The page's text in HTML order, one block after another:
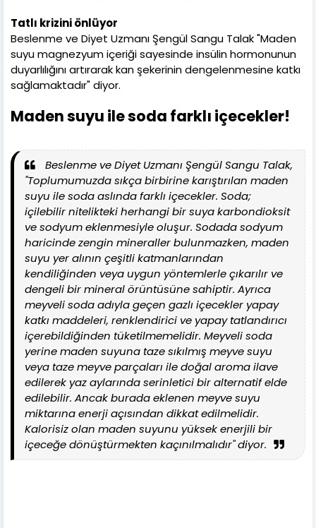
Tatlı krizini önlüyor
Beslenme ve Diyet Uzmanı Şengül Sangu Talak "Maden
suyu magnezyum içeriği sayesinde insülin hormonunun
duyarlılığını artırarak kan şekerinin dengelenmesine katkı
sağlamaktadır" diyor.
Maden suyu ile soda farklı içecekler!
Beslenme ve Diyet Uzmanı Şengül Sangu Talak,
"Toplumumuzda sıkça birbirine karıştırılan maden
suyu ile soda aslında farklı içecekler. Soda;
içilebilir nitelikteki herhangi bir suya karbondioksit
ve sodyum eklenmesiyle oluşur. Sodada sodyum
haricinde zengin mineraller bulunmazken, maden
suyu yer alının çeşitli katmanlarından
kendiliğinden veya uygun yöntemlerle çıkarılır ve
dengeli bir mineral örüntüsüne sahiptir. Ayrıca
meyveli soda adıyla geçen gazlı içecekler yapay
katkı maddeleri, renklendirici ve yapay tatlandırıcı
içerebildiğinden tüketilmemelidir. Meyveli soda
yerine maden suyuna taze sıkılmış meyve suyu
veya taze meyve parçaları ile doğal aroma ilave
edilerek yaz aylarında serinletici bir alternatif elde
edilebilir. Ancak burada eklenen meyve suyu
miktarına enerji açısından dikkat edilmelidir.
Kalorisiz olan maden suyunu yüksek enerjili bir
içeceğe dönüştürmekten kaçınılmalıdır" diyor.